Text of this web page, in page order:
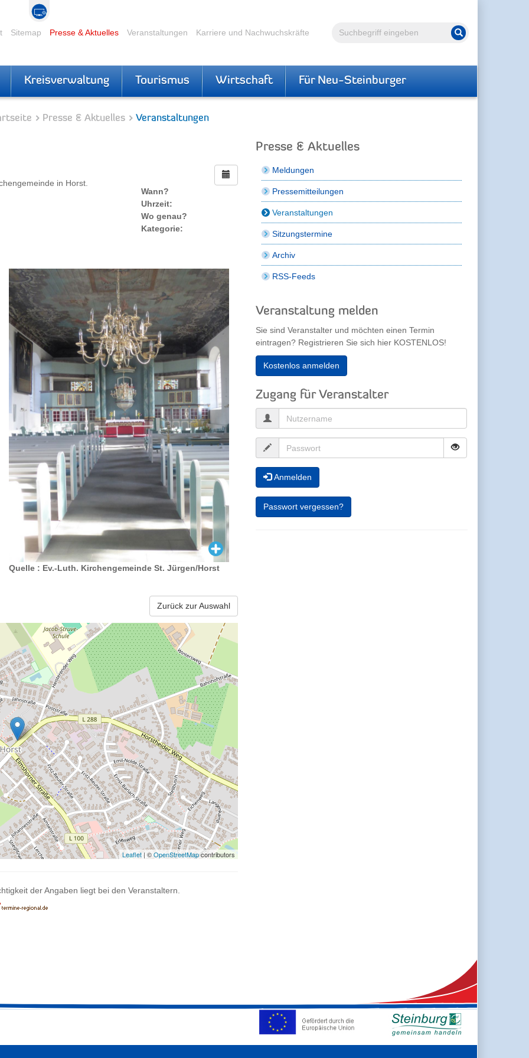
Volltextsuche Suche starten
Sitemap Presse & Aktuelles Veranstaltungen Karriere und Nachwuchskräfte
Kreisverwaltung Tourismus Wirtschaft Für Neu-Steinburger
Presse & Aktuelles Veranstaltungen
in Horst.
Wann?
Uhrzeit:
Wo genau?
Kategorie:
Quelle : Ev.-Luth. Kirchengemeinde St. Jürgen/Horst
Zurück zur Auswahl
Leaflet | ©OpenStreetMapcontributors
der Angaben liegt bei den Veranstaltern.
Presse & Aktuelles
Meldungen
Pressemitteilungen
Veranstaltungen
Sitzungstermine
Archiv
RSS-Feeds
Veranstaltung melden
Sie sind Veranstalter und möchten einen Termin
eintragen? Registrieren Sie sich hier KOSTENLOS!
Kostenlos anmelden
Zugang für Veranstalter
Anmelden
Passwort vergessen?